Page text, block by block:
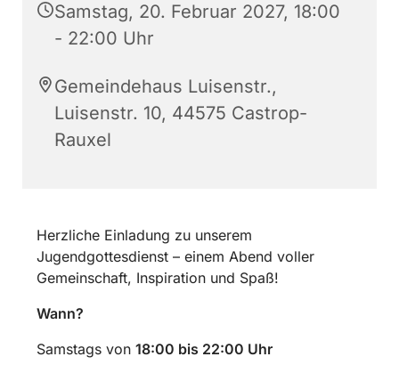
Samstag, 20. Februar 2027, 18:00
- 22:00 Uhr
Gemeindehaus Luisenstr.,
Luisenstr. 10, 44575 Castrop-
Rauxel
Herzliche Einladung zu unserem
Jugendgottesdienst – einem Abend voller
Gemeinschaft, Inspiration und Spaß!
Wann?
Samstags von 18:00 bis 22:00 Uhr